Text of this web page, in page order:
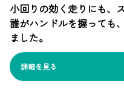
小回りの効く走りにも、
誰がハンドルを握っても
ました。
詳細を見る